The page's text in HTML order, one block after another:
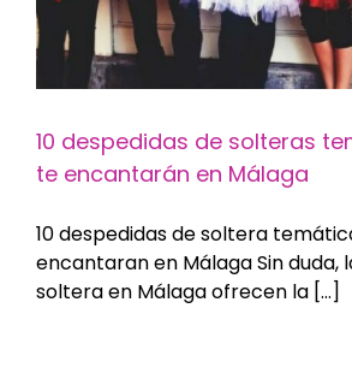
10 despedidas de solteras
te encantarán en Málaga
10 despedidas de soltera
encantaran en Málaga Sin duda,
soltera en Málaga ofrecen la [...]